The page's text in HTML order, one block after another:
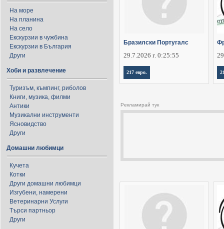
На море
На планина
На село
Екскурзии в чужбина
Екскурзии в България
Други
Хоби и развлечение
Туризъм, къмпинг, риболов
Книги, музика, филми
Антики
Музикални инструменти
Ясновидство
Други
Домашни любимци
Кучета
Котки
Други домашни любимци
Изгубени, намерени
Ветеринарни Услуги
Търси партньор
Други
Бразилски Португалс
29.7.2026 г. 0:25:55
217 евро.
Рекламирай тук